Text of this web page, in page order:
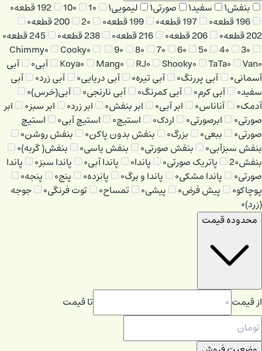
بنفش۱ سفید۱ صورتی۱ لیمویی۱ 1۰ 10۰ 192 قطعه
۰
196 قطعه
۰ 197 قطعه ۰ 199 قطعه ۰ 2۰ 200 قطعه
۰
202 قطعه
۰ 206 قطعه ۰ 216 قطعه ۰ 238 قطعه ۰ 245 قطعه
۰
3۰ 4۰ 5۰ 6۰ 7۰ 8۰ 9۰ Chimmy۰ Cooky۰
Koya۰ Mang۰ RJ۰ Shooky۰ TaTa۰ Van۰ آبی۰
آبی
آسمانی۰ آبی پررنگ۰ آبی تیره۰ آبی دریایی۰ آبی زرد۰
آبی
سفید۰ آبی کرم۰ آبی کمرنگ۰ آبی نارنجی۰ آبی(خرس)۰
آدمک۰ آناناس۰ ابر آبی۰ ابر بنفش۰ ابر زرد۰ ابر سبز۰
ابر
صورتی۰ ابرصورتی۰ اردک۰ استیچ۰ استیچ آبی۰
استیچ
صورتی۰ ببعی۰ بزرگ۰ بنفش بدون پاکن۰ بنفش روشن۰
بنفش سبزآبی۰ بنفش صورتی۰ بنفش یاسی۰ بنفش( گربه)۰
بنفش2۰ پاتریک صورتی۰ پاندا۰ پاندا آبی۰ پاندا سبز۰
پاندا
صورتی۰ پاندا مشکی۰ پاندا و برگ۰ پانزده۰ پنج۰ پنجه۰
پوچاکو۰ پیش فرض۰ پیشی۰ تمساح۰ توت فرنگی۰
جوجه
(زرد)۰
محدوده قیمت
از قیمت تا قیمت